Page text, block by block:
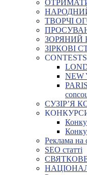
ТВОРЧІ
ЗОРЯНИЙ
ЗІРКОВІ
NEW
СУЗІР’Я
Реклама на
SEO статті